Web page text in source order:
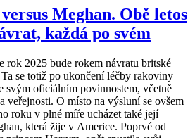
Meghan. Obě letos
každá po svém
rok 2025 bude rokem návratu britské
se totiž po ukončení léčby rakoviny
svým oficiálním povinnostem, včetně
veřejnosti. O místo na výsluní se ovšem
roku v plné míře ucházet také její
která žije v Americe. Poprvé od